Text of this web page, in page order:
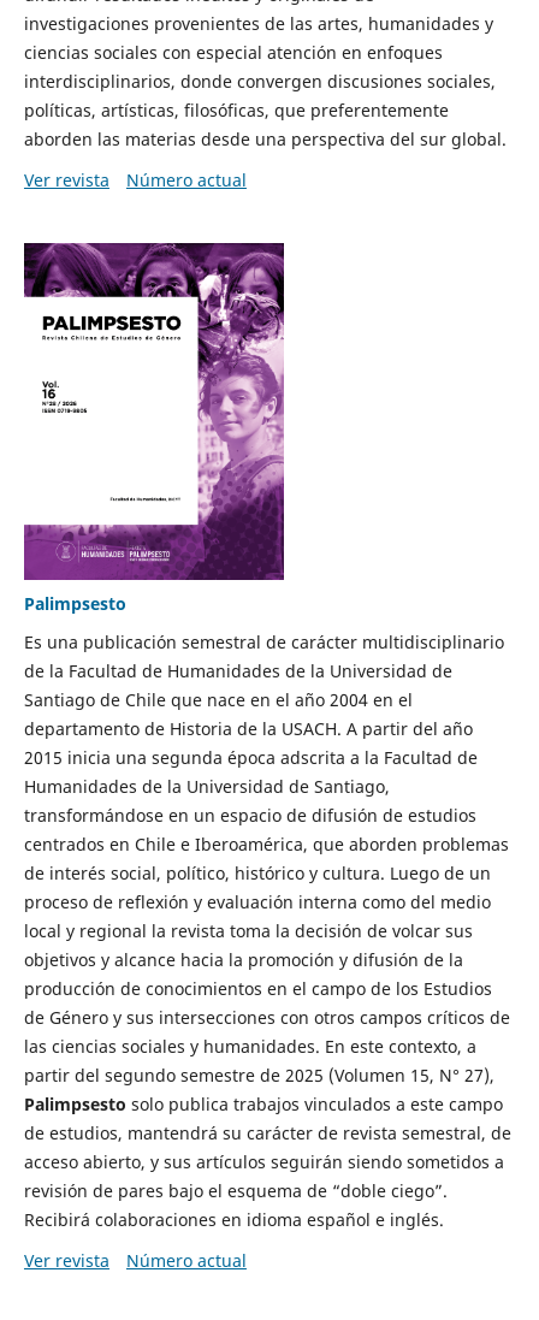
investigaciones provenientes de las artes, humanidades y
ciencias sociales con especial atención en enfoques
interdisciplinarios, donde convergen discusiones sociales,
políticas, artísticas, filosóficas, que preferentemente
aborden las materias desde una perspectiva del sur global.
Ver revista
Número actual
Palimpsesto
Es una publicación semestral de carácter multidisciplinario
de la Facultad de Humanidades de la Universidad de
Santiago de Chile que nace en el año 2004 en el
departamento de Historia de la USACH. A partir del año
2015 inicia una segunda época adscrita a la Facultad de
Humanidades de la Universidad de Santiago,
transformándose en un espacio de difusión de estudios
centrados en Chile e Iberoamérica, que aborden problemas
de interés social, político, histórico y cultura. Luego de un
proceso de reflexión y evaluación interna como del medio
local y regional la revista toma la decisión de volcar sus
objetivos y alcance hacia la promoción y difusión de la
producción de conocimientos en el campo de los Estudios
de Género y sus intersecciones con otros campos críticos de
las ciencias sociales y humanidades. En este contexto, a
partir del segundo semestre de 2025 (Volumen 15, N° 27),
Palimpsesto solo publica trabajos vinculados a este campo
de estudios, mantendrá su carácter de revista semestral, de
acceso abierto, y sus artículos seguirán siendo sometidos a
revisión de pares bajo el esquema de “doble ciego”.
Recibirá colaboraciones en idioma español e inglés.
Ver revista
Número actual